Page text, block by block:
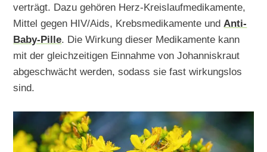
verträgt. Dazu gehören Herz-Kreislaufmedikamente,
Mittel gegen HIV/Aids, Krebsmedikamente und Anti-
Baby-Pille. Die Wirkung dieser Medikamente kann
mit der gleichzeitigen Einnahme von Johanniskraut
abgeschwächt werden, sodass sie fast wirkungslos
sind.